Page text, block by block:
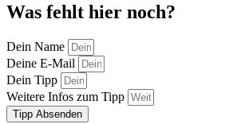
Was fehlt hier noch?
Dein Name
Deine E-Mail
Dein Tipp
Weitere Infos zum Tipp
Tipp Absenden